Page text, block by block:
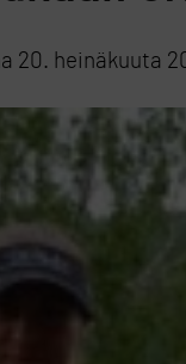
20. heinäkuuta